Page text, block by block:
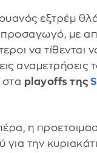
εξτρέμ
με
να τίθενται
αναμετρήσεις
στα playoffs της
η
για την